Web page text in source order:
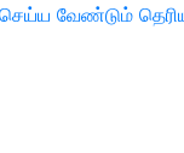
வேண்டும்